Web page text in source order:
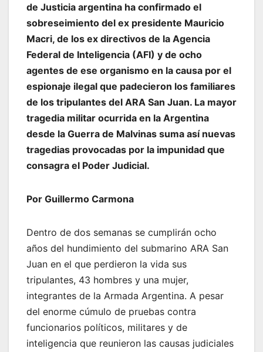
de Justicia argentina ha confirmado el
sobreseimiento del ex presidente Mauricio
Macri, de los ex directivos de la Agencia
Federal de Inteligencia (AFI) y de ocho
agentes de ese organismo en la causa por el
espionaje ilegal que padecieron los familiares
de los tripulantes del ARA San Juan. La mayor
tragedia militar ocurrida en la Argentina
desde la Guerra de Malvinas suma así nuevas
tragedias provocadas por la impunidad que
consagra el Poder Judicial.
Por Guillermo Carmona
Dentro de dos semanas se cumplirán ocho
años del hundimiento del submarino ARA San
Juan en el que perdieron la vida sus
tripulantes, 43 hombres y una mujer,
integrantes de la Armada Argentina. A pesar
del enorme cúmulo de pruebas contra
funcionarios políticos, militares y de
inteligencia que reunieron las causas judiciales